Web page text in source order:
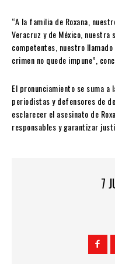
“A la familia de Roxana,
Veracruz y de México,
competentes, nuestro
crimen no quede impune”,
El pronunciamiento se suma a
periodistas y defensores de
esclarecer el asesinato de
responsables y garantizar
7